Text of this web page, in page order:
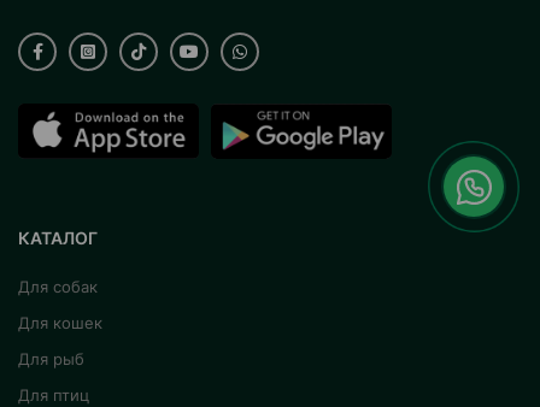
КАТАЛОГ
Для собак
Для кошек
Для рыб
Для птиц